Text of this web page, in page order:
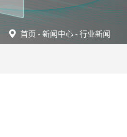
首页 -新闻中心 -行业新闻